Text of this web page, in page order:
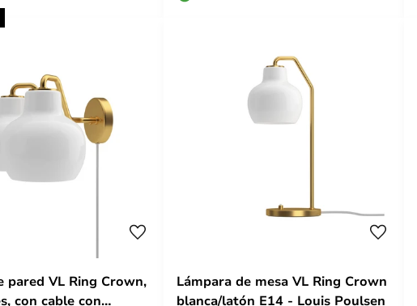
pared VL Ring Crown,
con cable con
Lámpara de mesa VL Ring Crown
blanca/latón E14 - Louis Poulsen